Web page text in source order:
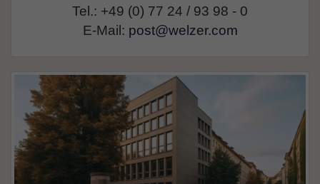
Tel.: +49 (0) 77 24 / 93 98 - 0
E-Mail: post@welzer.com